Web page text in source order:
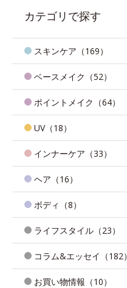
カテゴリで探す
スキンケア（169）
ベースメイク（52）
ポイントメイク（64）
UV（18）
インナーケア（33）
ヘア（16）
ボディ（8）
ライフスタイル（23）
コラム&エッセイ（182）
お買い物情報（10）